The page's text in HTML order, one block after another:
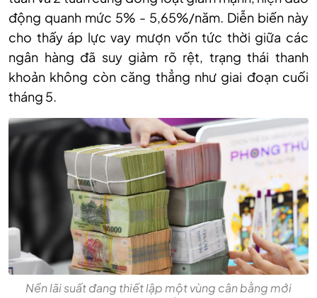
động quanh mức 5% - 5,65%/năm. Diễn biến này
cho thấy áp lực vay mượn vốn tức thời giữa các
ngân hàng đã suy giảm rõ rệt, trạng thái thanh
khoản không còn căng thẳng như giai đoạn cuối
tháng 5.
Nền lãi suất đang thiết lập một vùng cân bằng mới